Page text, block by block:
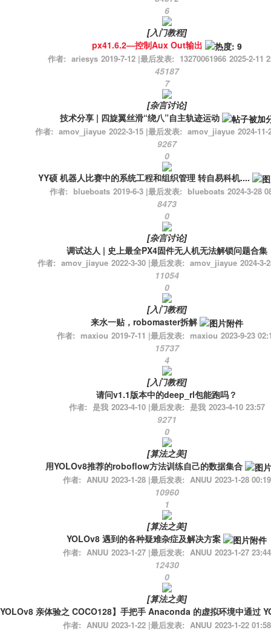
6
[入门教程]
px41.6.2—控制Aux Out输出
作者: ariesys 2019-7-12 |最后发表: 13270061966 2025-2-11
45187
7
[杂言讨论]
技术分享 | 四旋翼丝滑“绕⼋”⾃主轨迹运动
作者: amov_jiayue 2022-3-15 |最后发表: amov_jiayue 2024-11-
9267
0
YY硕 机器人比赛中的系统工程和组织管理 转自易科机....
作者: blueboats 2019-6-3 |最后发表: blueboats 2024-3-28
8473
0
[杂言讨论]
调试达人 | 史上最全PX4固件无人机无法解锁问题合集
作者: amov_jiayue 2022-3-30 |最后发表: amov_jiayue 2024-3-
11054
0
[入门教程]
来水一贴，robomaster拆解
作者: maxiou 2019-7-11 |最后发表: maxiou 2023-9-23
15737
4
[入门教程]
请问v1.1版本中的deep_rl包能跑吗？
作者: 是我 2023-4-10 |最后发表: 是我 2023-4-10 23:57
9271
0
[算法之美]
用YOLOv8推荐的roboflow方法训练自己的数据集合
作者: ANUU 2023-1-28 |最后发表: ANUU 2023-1-28 00:19
10960
1
[算法之美]
YOLOv8 遇到的各种疑难杂症及解决方案
作者: ANUU 2023-1-27 |最后发表: ANUU 2023-1-27 23:44
12430
0
[算法之美]
YOLOv8 亲体验之 COCO128】手把手 Anaconda 的虚拟环境中通过
作者: ANUU 2023-1-22 |最后发表: ANUU 2023-1-22 01:58